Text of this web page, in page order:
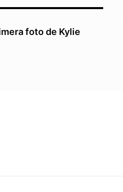
foto de Kylie